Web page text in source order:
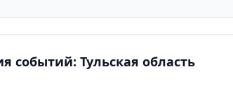
событий: Тульская область